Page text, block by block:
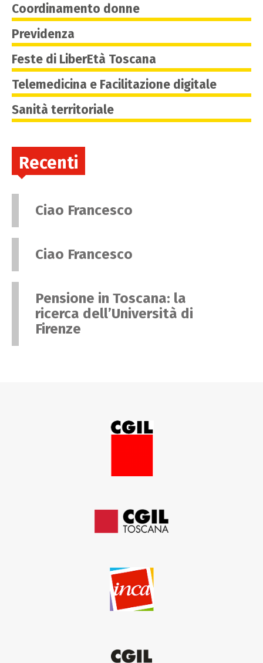
Coordinamento donne
Previdenza
Feste di LiberEtà Toscana
Telemedicina e Facilitazione digitale
Sanità territoriale
Recenti
Ciao Francesco
Ciao Francesco
Pensione in Toscana: la
ricerca dell’Università di
Firenze